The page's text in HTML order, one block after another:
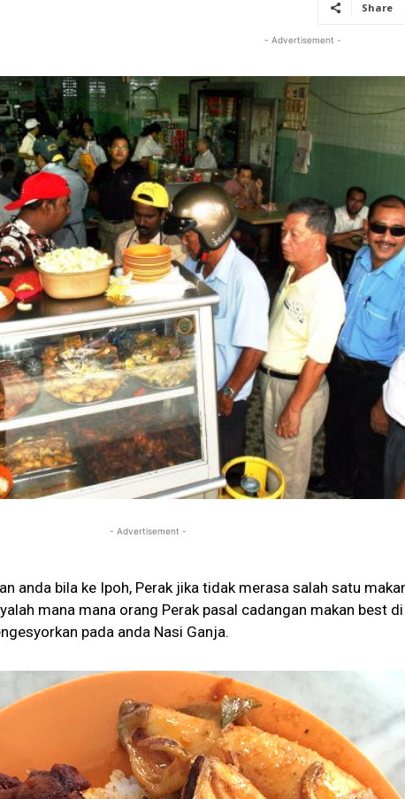
Share
- Advertisement -
- Advertisement -
anda bila ke Ipoh, Perak jika tidak merasa salah satu
mana mana orang Perak pasal cadangan makan best
pada anda Nasi Ganja.